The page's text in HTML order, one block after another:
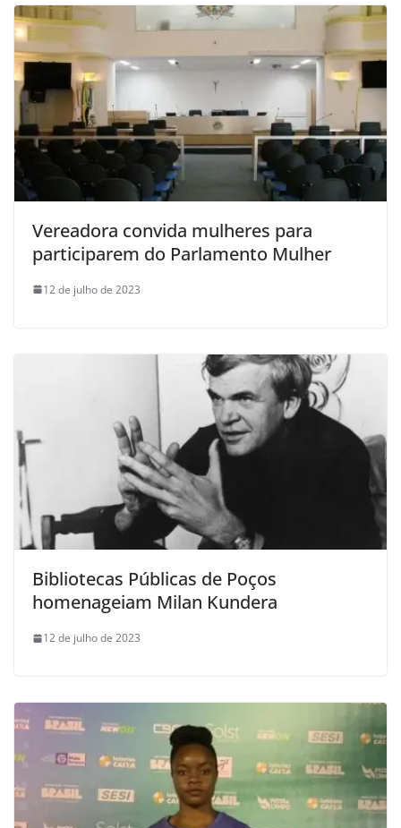
Vereadora convida mulheres para
participarem do Parlamento Mulher
12 de julho de 2023
Bibliotecas Públicas de Poços
homenageiam Milan Kundera
12 de julho de 2023